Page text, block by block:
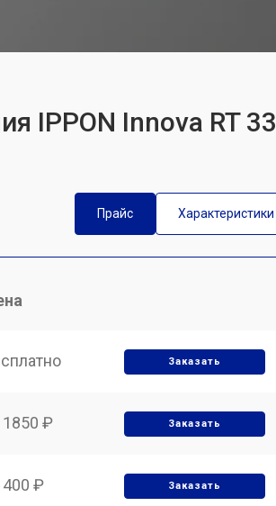
IPPON Innova RT 33
Прайс
Характеристики
Заказать
1850 ₽ Заказать
400 ₽ Заказать